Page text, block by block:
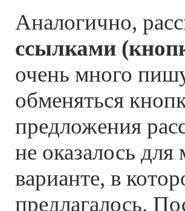
Аналогично,
ссылками
очень много
обменяться
предложения
не оказалось
варианте, в
предлагалось.